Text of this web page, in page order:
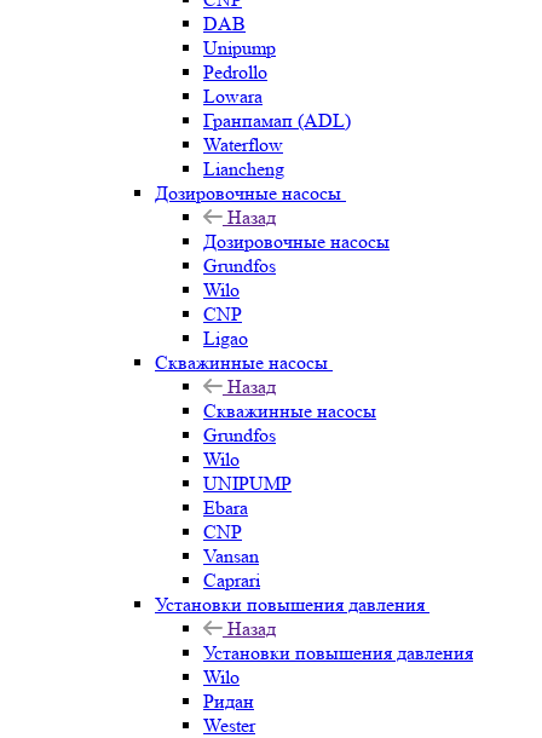
DAB
Unipump
Pedrollo
Lowara
Гранпамап (ADL)
Waterflow
Liancheng
Дозировочные насосы
Назад
Дозировочные насосы
Grundfos
Wilo
CNP
Ligao
Скважинные насосы
Назад
Скважинные насосы
Grundfos
Wilo
UNIPUMP
Ebara
CNP
Vansan
Caprari
Установки повышения давления
Назад
Установки повышения давления
Wilo
Ридан
Wester